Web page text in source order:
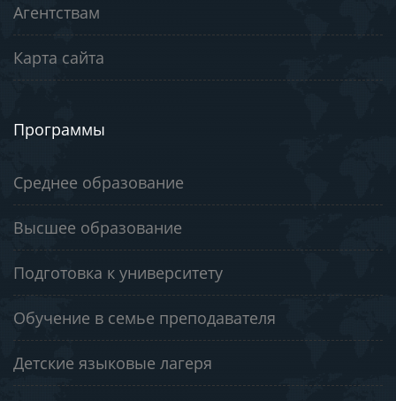
Агентствам
Карта сайта
Программы
Среднее образование
Высшее образование
Подготовка к университету
Обучение в семье преподавателя
Детские языковые лагеря